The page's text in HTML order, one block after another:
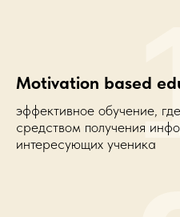
Motivation based
эффективное обучение,
средством получения
интересующих ученика